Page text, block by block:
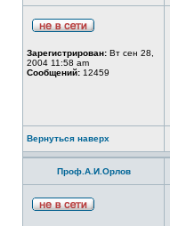
Зарегистрирован: Вт сен 28,
2004 11:58 am
Сообщений: 12459
Вернуться наверх
Проф.А.И.Орлов